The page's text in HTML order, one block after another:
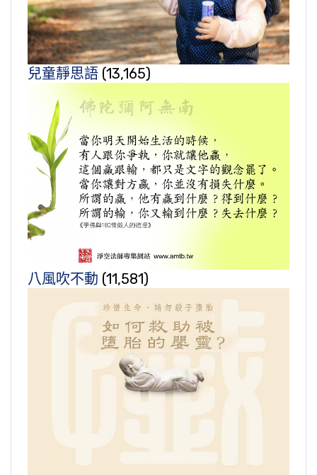
兒童靜思語 (13,165)
八風吹不動 (11,581)